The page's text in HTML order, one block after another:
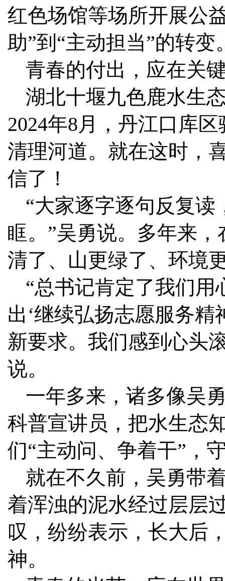
红色场馆等场所开展公
助”到“主动担当”的转变
青春的付出，应在关
湖北十堰九色鹿水生
2024年8月，丹江口库
清理河道。就在这时，
信了！
“大家逐字逐句反复
眶。”吴勇说。多年来
清了、山更绿了、环境
“总书记肯定了我们
出‘继续弘扬志愿服务
新要求。我们感到心头
说。
一年多来，诸多像吴
科普宣讲员，把水生态
们“主动问、争着干”，
就在不久前，吴勇带
着浑浊的泥水经过层层
叹，纷纷表示，长大后
神。